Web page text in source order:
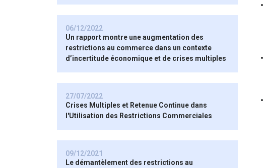
06/12/2022
Un rapport montre une augmentation des
restrictions au commerce dans un contexte
d’incertitude économique et de crises multiples
27/07/2022
Crises Multiples et Retenue Continue dans
l'Utilisation des Restrictions Commerciales
09/12/2021
Le démantèlement des restrictions au